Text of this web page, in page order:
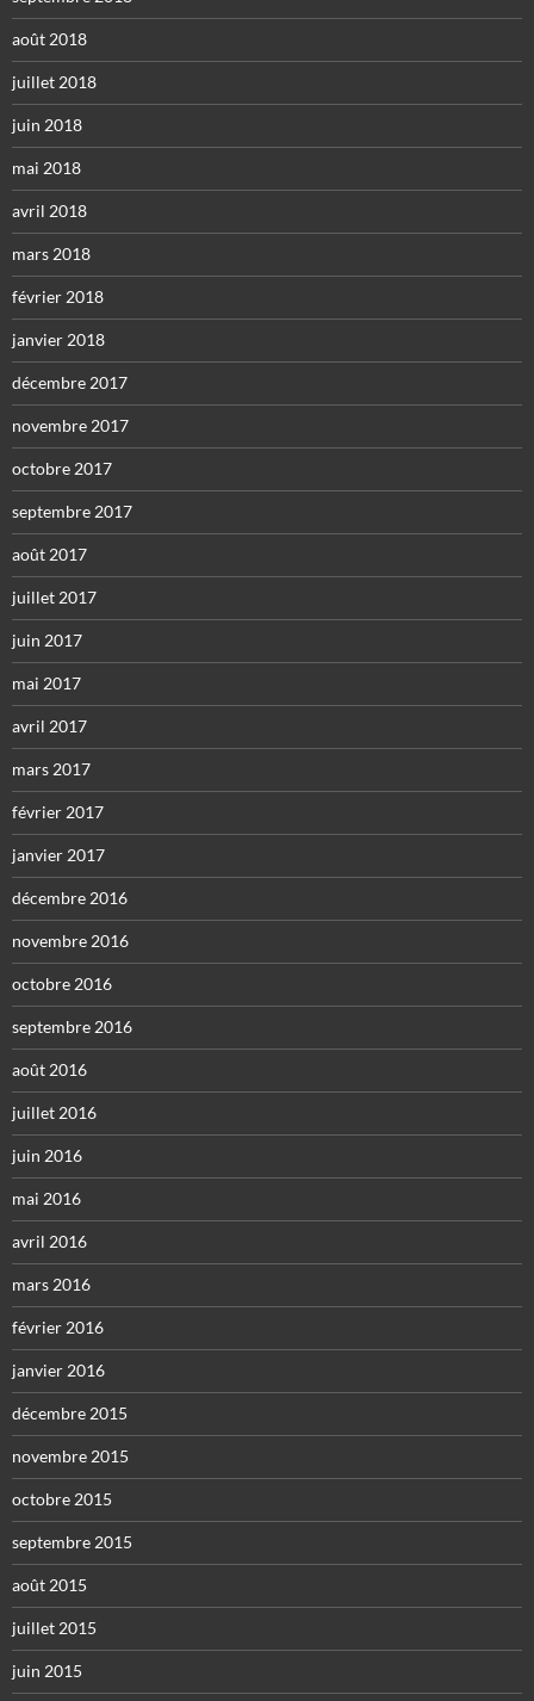
août 2018
juillet 2018
juin 2018
mai 2018
avril 2018
mars 2018
février 2018
janvier 2018
décembre 2017
novembre 2017
octobre 2017
septembre 2017
août 2017
juillet 2017
juin 2017
mai 2017
avril 2017
mars 2017
février 2017
janvier 2017
décembre 2016
novembre 2016
octobre 2016
septembre 2016
août 2016
juillet 2016
juin 2016
mai 2016
avril 2016
mars 2016
février 2016
janvier 2016
décembre 2015
novembre 2015
octobre 2015
septembre 2015
août 2015
juillet 2015
juin 2015